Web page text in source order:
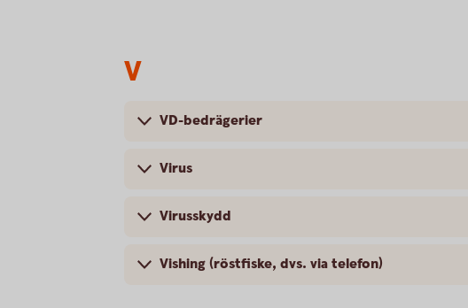
V
VD-bedrägerier
Virus
Virusskydd
Vishing (röstfiske, dvs. via telefon)